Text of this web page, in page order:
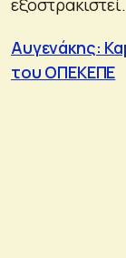
Αυγενάκης:
του ΟΠΕΚΕΠΕ